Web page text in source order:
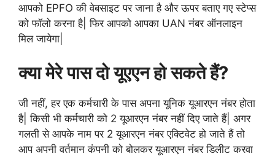
आपको EPFO की वेबसाइट पर जाना है और ऊपर बताए गए स्टेप्स
को फॉलो करना है| फिर आपको आपका UAN नंबर ऑनलाइन
मिल जायेगा|
क्या मेरे पास दो यूएएन हो सकते हैं?
जी नहीं, हर एक कर्मचारी के पास अपना यूनिक यूआरएन नंबर होता
है| किसी भी कर्मचारी को 2 यूआरएन नंबर नहीं दिए जाते हैं| अगर
गलती से आपके नाम पर 2 यूआरएन नंबर एक्टिवेट हो जाते हैं तो
आप अपनी वर्तमान कंपनी को बोलकर यूआरएन नंबर डिलीट करवा